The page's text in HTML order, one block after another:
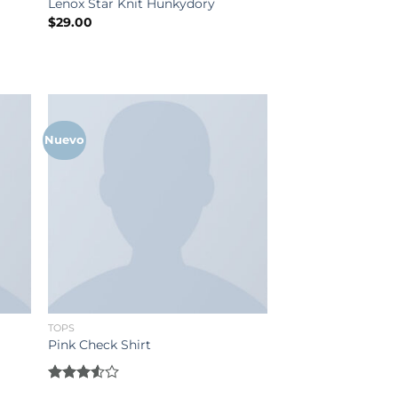
Lenox Star Knit Hunkydory
$29.00
Nuevo
TOPS
Pink Check Shirt